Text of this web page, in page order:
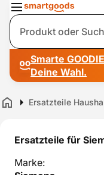
Suche
Smarte
Deine Wahl.
Home Ersatzteile
Ersatzteile für
Marke: